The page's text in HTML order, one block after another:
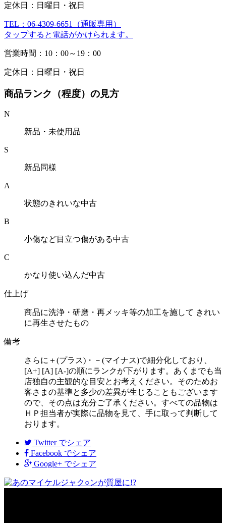
定休日：日曜日・祝日
TEL：06-4309-6651（通販専用）
タップすると電話がかけられます。
営業時間：10：00～19：00
定休日：日曜日・祝日
商品ランク（程度）の見方
N
新品・未使用品
S
新品同様
A
状態のきれいな中古
B
小傷など目立つ傷がある中古
C
かなり使い込んだ中古
仕上げ
商品に洗浄・研磨・再メッキ等の加工を施して きれい
に再生させたもの
備考
さらに＋(プラス)・－(マイナス)で細分化しており、
[A+] [A] [A-]の順にランクが下がります。あくまでも当
店独自の主観的な目安とお考えください。そのためお
客さまの基準と多少の差異が生じることもございます
ので、その点は充分ご了承ください。すべての品物は
ＨＰ担当者が実際に品物を見て、手に取って判断して
おります。
Twitter でシェア
Facebook でシェア
Google+ でシェア